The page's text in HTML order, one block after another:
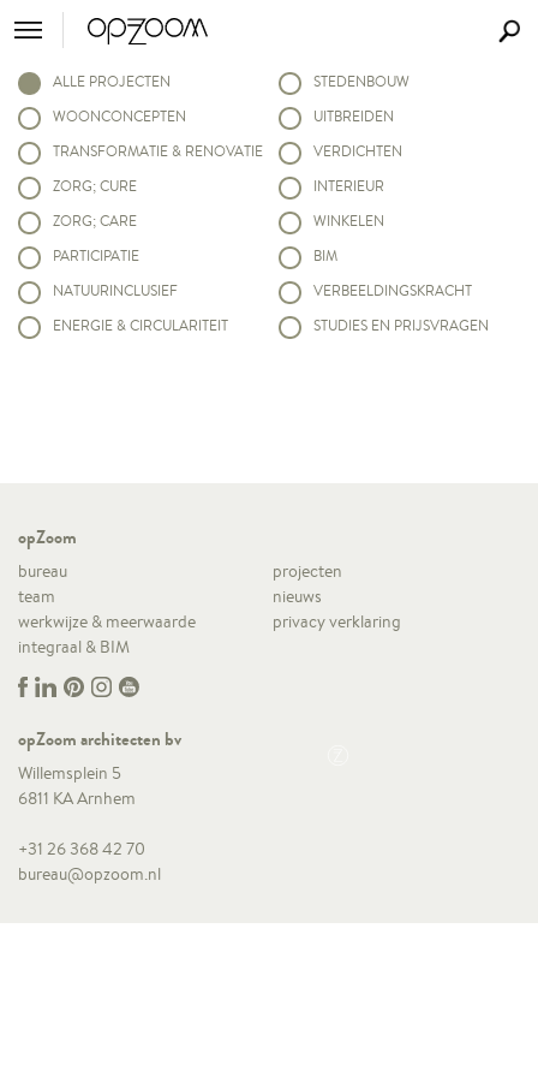
ALLE PROJECTEN
WOONCONCEPTEN
TRANSFORMATIE & RENOVATIE
ZORG; CURE
ZORG; CARE
PARTICIPATIE
NATUURINCLUSIEF
ENERGIE & CIRCULARITEIT
STEDENBOUW
UITBREIDEN
VERDICHTEN
INTERIEUR
WINKELEN
BIM
VERBEELDINGSKRACHT
STUDIES EN PRIJSVRAGEN
opZoom
bureau
projecten
team
nieuws
werkwijze & meerwaarde
privacy verklaring
integraal & BIM
opZoom architecten bv
Willemsplein 5
6811 KA Arnhem
+31 26 368 42 70
bureau@opzoom.nl